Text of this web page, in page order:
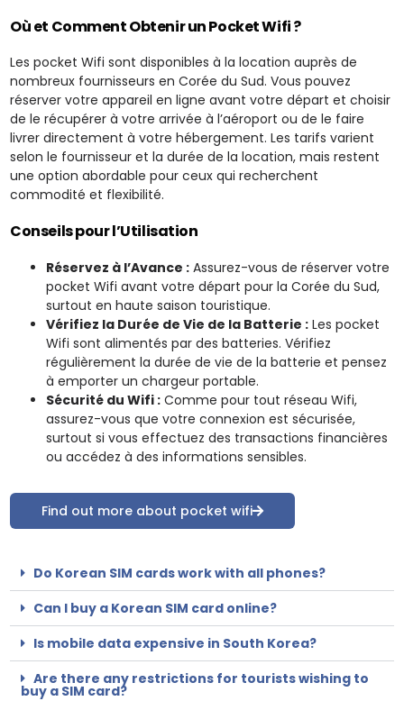
Où et Comment Obtenir un Pocket Wifi ?
Les pocket Wifi sont disponibles à la location auprès de
nombreux fournisseurs en Corée du Sud. Vous pouvez
réserver votre appareil en ligne avant votre départ et choisir
de le récupérer à votre arrivée à l’aéroport ou de le faire
livrer directement à votre hébergement. Les tarifs varient
selon le fournisseur et la durée de la location, mais restent
une option abordable pour ceux qui recherchent
commodité et flexibilité.
Conseils pour l’Utilisation
Réservez à l’Avance : Assurez-vous de réserver votre
pocket Wifi avant votre départ pour la Corée du Sud,
surtout en haute saison touristique.
Vérifiez la Durée de Vie de la Batterie : Les pocket
Wifi sont alimentés par des batteries. Vérifiez
régulièrement la durée de vie de la batterie et pensez
à emporter un chargeur portable.
Sécurité du Wifi : Comme pour tout réseau Wifi,
assurez-vous que votre connexion est sécurisée,
surtout si vous effectuez des transactions financières
ou accédez à des informations sensibles.
Find out more about pocket wifi
Do Korean SIM cards work with all phones?
Can I buy a Korean SIM card online?
Is mobile data expensive in South Korea?
Are there any restrictions for tourists wishing to
buy a SIM card?